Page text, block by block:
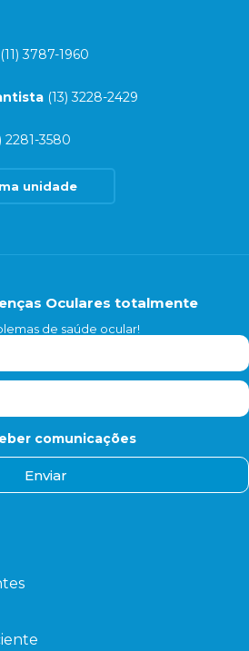
(11) 3787-1960
(13) 3228-2429
2281-3580
unidade
Oculares totalmente
de saúde ocular!
comunicações
Enviar